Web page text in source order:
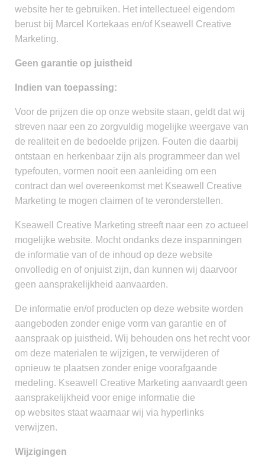
website her te gebruiken. Het intellectueel eigendom
berust bij Marcel Kortekaas en/of Kseawell Creative
Marketing.
Geen garantie op juistheid
Indien van toepassing:
Voor de prijzen die op onze website staan, geldt dat wij
streven naar een zo zorgvuldig mogelijke weergave van
de realiteit en de bedoelde prijzen. Fouten die daarbij
ontstaan en herkenbaar zijn als programmeer dan wel
typefouten, vormen nooit een aanleiding om een
contract dan wel overeenkomst met Kseawell Creative
Marketing te mogen claimen of te veronderstellen.
Kseawell Creative Marketing streeft naar een zo actueel
mogelijke website. Mocht ondanks deze inspanningen
de informatie van of de inhoud op deze website
onvolledig en of onjuist zijn, dan kunnen wij daarvoor
geen aansprakelijkheid aanvaarden.
De informatie en/of producten op deze website worden
aangeboden zonder enige vorm van garantie en of
aanspraak op juistheid. Wij behouden ons het recht voor
om deze materialen te wijzigen, te verwijderen of
opnieuw te plaatsen zonder enige voorafgaande
medeling. Kseawell Creative Marketing aanvaardt geen
aansprakelijkheid voor enige informatie die
op websites staat waarnaar wij via hyperlinks
verwijzen.
Wijzigingen